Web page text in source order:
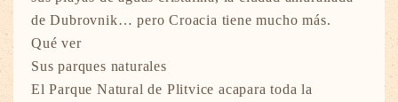
de Dubrovnik… pero Croacia tiene mucho más.
Qué ver
Sus parques naturales
El Parque Natural de Plitvice acapara toda la